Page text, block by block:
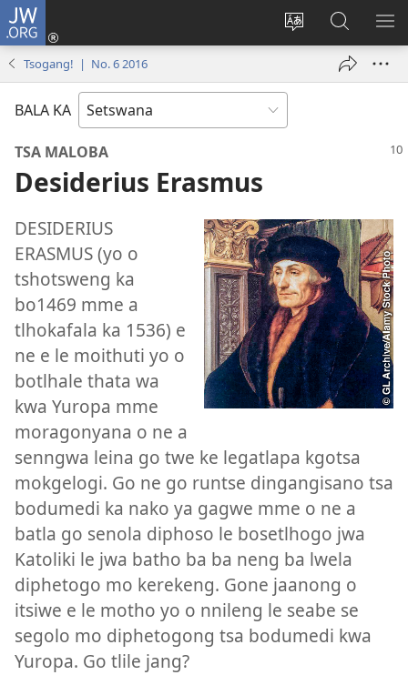
JW.ORG
Fetola
Tsena
e
Senka
JW.ORG/
Tsogang! | No. 6 2016
BALA KA
TSA MALOBA
Desiderius Erasmus
DESIDERIUS
ERASMUS (yo o
tshotsweng ka
bo1469 mme a
tlhokafala ka 1536) e
ne e le moithuti yo o
botlhale thata wa
kwa Yuropa mme
moragonyana o ne a
senngwa leina go twe ke legatlapa kgotsa
mokgelogi. Go ne go runtse dingangisano tsa
bodumedi ka nako ya gagwe mme o ne a
batla go senola diphoso le bosetlhogo jwa
Katoliki le jwa batho ba ba neng ba lwela
diphetogo mo kerekeng. Gone jaanong o
itsiwe e le motho yo o nnileng le seabe se
segolo mo diphetogong tsa bodumedi kwa
Yuropa. Go tlile jang?